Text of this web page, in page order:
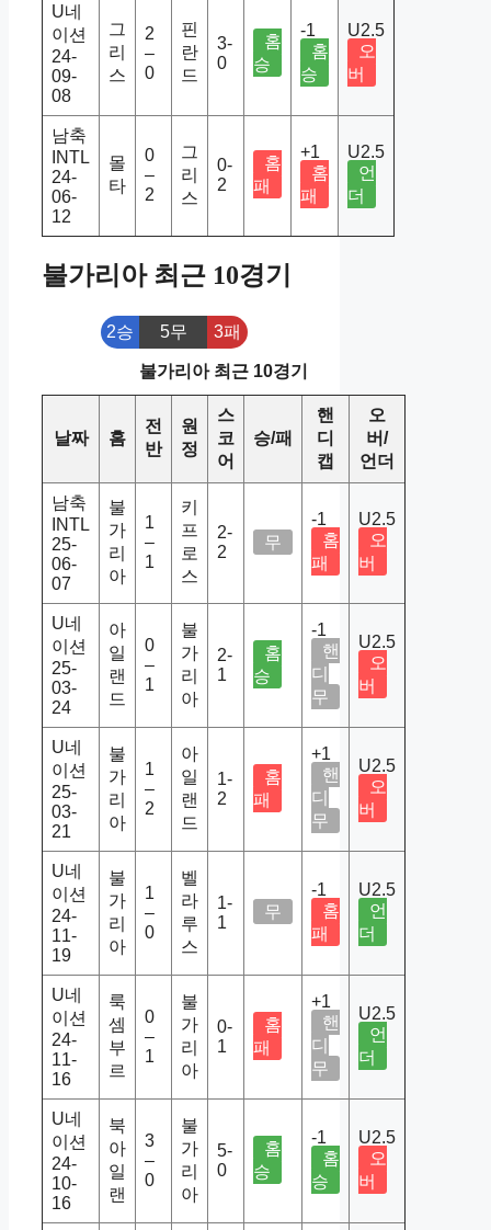
U네
이션
24-
09-
08
그
리
스
2
–
0
핀
란
드
3-
0
홈
승
-1
홈
승
U2.5
오
버
남축
INTL
24-
06-
12
몰
타
0
–
2
그
리
스
0-
2
홈
패
+1
홈
패
U2.5
언
더
불가리아 최근 10경기
2승 5무 3패
불가리아 최근 10경기
날짜 홈
전
반
원
정
스
코
어
승/패
핸
디
캡
오
버/
언더
남축
INTL
25-
06-
07
불
가
리
아
1
–
1
키
프
로
스
2-
2
무
-1
홈
패
U2.5
오
버
U네
이션
25-
03-
24
아
일
랜
드
0
–
1
불
가
리
아
2-
1
홈
승
-1
핸
디
무
U2.5
오
버
U네
이션
25-
03-
21
불
가
리
아
1
–
2
아
일
랜
드
1-
2
홈
패
+1
핸
디
무
U2.5
오
버
U네
이션
24-
11-
19
불
가
리
아
1
–
0
벨
라
루
스
1-
1
무
-1
홈
패
U2.5
언
더
U네
이션
24-
11-
16
룩
셈
부
르
0
–
1
불
가
리
아
0-
1
홈
패
+1
핸
디
무
U2.5
언
더
U네
이션
24-
10-
16
북
아
일
랜
3
–
0
불
가
리
아
5-
0
홈
승
-1
홈
승
U2.5
오
버